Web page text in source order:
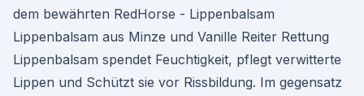
dem bewährten RedHorse - Lippenbalsam
Lippenbalsam aus Minze und Vanille Reiter Rettung
Lippenbalsam spendet Feuchtigkeit, pflegt verwitterte
Lippen und Schützt sie vor Rissbildung. Im gegensatz